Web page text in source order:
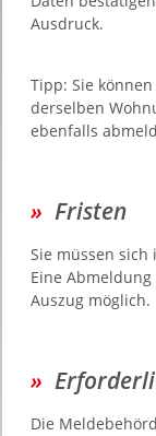
Ausdruck.
Tipp: Sie
derselben
ebenfalls
Fristen
Sie müssen
Eine
Auszug möglich.
Die